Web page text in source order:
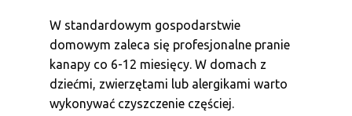
W standardowym gospodarstwie
domowym zaleca się profesjonalne pranie
kanapy co 6-12 miesięcy. W domach z
dziećmi, zwierzętami lub alergikami warto
wykonywać czyszczenie częściej.